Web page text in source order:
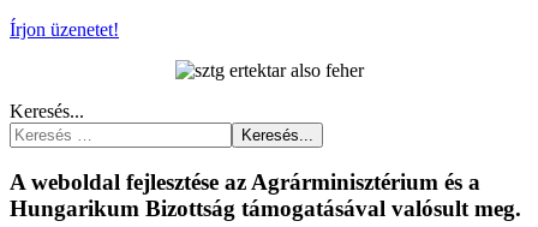
Írjon üzenetet!
Keresés...
Keresés...
A weboldal fejlesztése az Agrárminisztérium és a
Hungarikum Bizottság támogatásával valósult meg.